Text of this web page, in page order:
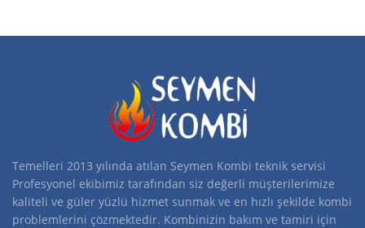
Temelleri 2013 yılında atılan Seymen Kombi teknik servisi
Profesyonel ekibimiz tarafından siz değerli müşterilerimize
kaliteli ve güler yüzlü hizmet sunmak ve en hızlı şekilde kombi
problemlerini çözmektedir. Kombinizin bakım ve tamiri için